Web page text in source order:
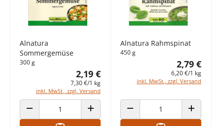
Alnatura
Sommergemüse
300 g
2,19 €
7,30 €/1 kg
inkl. MwSt., zzgl. Versand
ANZAHL VERRINGERN ANZAHL ERHÖHEN
Alnatura Rahmspinat
450 g
2,79 €
6,20 €/1 kg
inkl. MwSt., zzgl. Versand
ANZAHL VERRINGERN ANZAHL